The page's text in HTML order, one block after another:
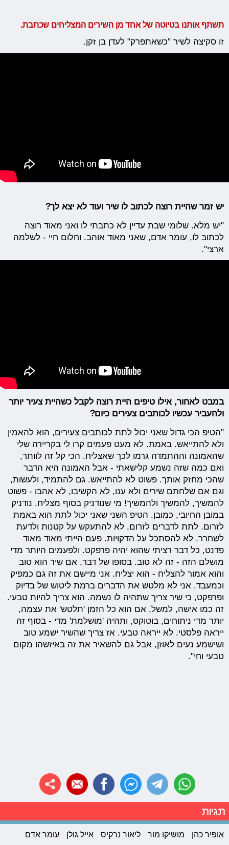
תשתף אותנו בטיוטה של אחד מן השירים המצליחים שכתבת.
זו סקיצה לשיר "כשאתפרק" לעדן בן זקן.
יש זמר שהיית רוצה לכתוב לו שיר ועוד לא יצא לך?
"יש מלא. שלומי שבת עדיין לא כתבתי לו ואני מאוד רוצה
לכתוב לו, עומר אדם, שאני מאוד אוהב. וחלום חיי - לשלמה
ארצי".
במבט לאחור, אילו טיפים היית רוצה לקבל כשהיית צעיר יותר
ולהעביר עכשיו לכותבים צעירים כיום?
"הטיפ הכי גדול שאני יכול לתת לכותבים צעירים, הוא להאמין
ולא להתייאש. באמת. לא מעט פעמים קרו לי בקריירה שלי
שהאמונה וההתמדה גרמו לכך שאצליח. הכי קל זה לוותר,
ואם כמה שזה נשמע קלישאתי - אבל האמונה היא הדבר
שהכי מחזק אותך. פשוט לא להתייאש. גם להתמיד, ולעשות,
וגם אם שלחתם שירים ולא ענו, לא הקשיבו, לא אהבו - פשוט
להמשיך, להמשיך ולהמשיך! מי שנודניק בסוף מצליח. נודניק
במובן החיובי, כמובן. הטיפ השני שאני יכול לתת הוא באמת
לזרום. לתת לדברים לזרום, לא להתעקש על קטנות ולדעת
לשחרר. לא להסתכל על הדקויות. פעם הייתי מאוד מאוד
פדנט, כל דבר רציתי שהוא יהיה פרפקט. ולפעמים היותר מדי
מושלם הזה - זה לא טוב. בסופו של דבר, אם שיר הוא טוב
והוא אמור להצליח - הוא יצליח. אני מיישם את זה גם כמפיק
וכמעבד. אני לא מלטש את הדברים ברמת ליטוש של בדיוק
ופרפקט, כי שיר צריך שתהיה לו נשמה. הוא צריך להיות טבעי.
זה כמו אישה, למשל, אם הוא כל הזמן 'תלטש' את עצמה,
יותר מדי ניתוחים, בוטוקס, ותהיה 'מושלמת' מדי - בסוף זה
ייראה פלסטי. לא ייראה טבעי. אז צריך שהשיר ישמע טוב
ושישמע נעים לאוזן, אבל גם להשאיר את זה באיזשהו מקום
טבעי וחי".
תגיות
אופיר כהן מושיקו מור ליאור נרקיס אייל גולן עומר אדם